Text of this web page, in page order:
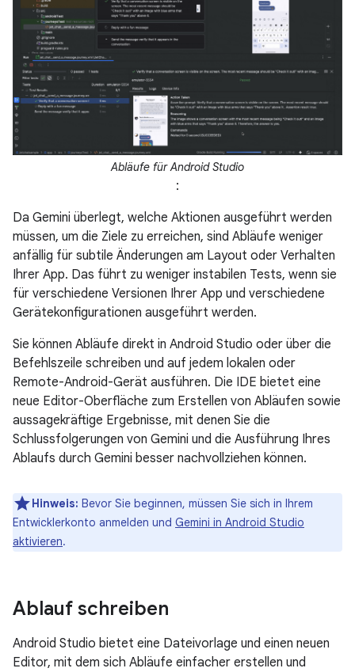
Abläufe für Android Studio
:
Da Gemini überlegt, welche Aktionen ausgeführt werden
müssen, um die Ziele zu erreichen, sind Abläufe weniger
anfällig für subtile Änderungen am Layout oder Verhalten
Ihrer App. Das führt zu weniger instabilen Tests, wenn sie
für verschiedene Versionen Ihrer App und verschiedene
Gerätekonfigurationen ausgeführt werden.
Sie können Abläufe direkt in Android Studio oder über die
Befehlszeile schreiben und auf jedem lokalen oder
Remote-Android-Gerät ausführen. Die IDE bietet eine
neue Editor-Oberfläche zum Erstellen von Abläufen sowie
aussagekräftige Ergebnisse, mit denen Sie die
Schlussfolgerungen von Gemini und die Ausführung Ihres
Ablaufs durch Gemini besser nachvollziehen können.
Hinweis: Bevor Sie beginnen, müssen Sie sich in Ihrem
Entwicklerkonto anmelden und Gemini in Android Studio
aktivieren.
Ablauf schreiben
Android Studio bietet eine Dateivorlage und einen neuen
Editor, mit dem sich Abläufe einfacher erstellen und